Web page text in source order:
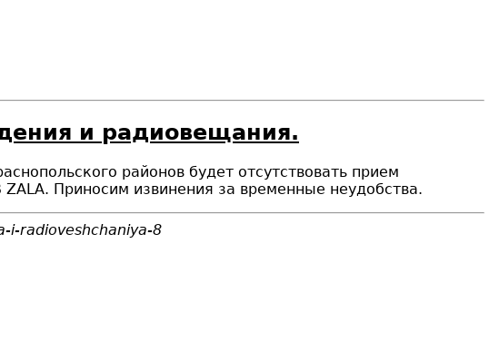
и радиовещания.
районов будет отсутствовать прием
Приносим извинения за временные неудобства.
i-radioveshchaniya-8